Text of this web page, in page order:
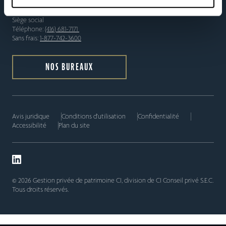
Siège social
Téléphone: (416) 681-7171
Sans frais: 1-877-742-3600
NOS BUREAUX
Avis juridique Conditions d'utilisation
Confidentialité
Accessibilité
Plan du site
© 2026 Gestion privée de patrimoine CI, division de CI Conseil privé S.E.C.
Tous droits réservés.